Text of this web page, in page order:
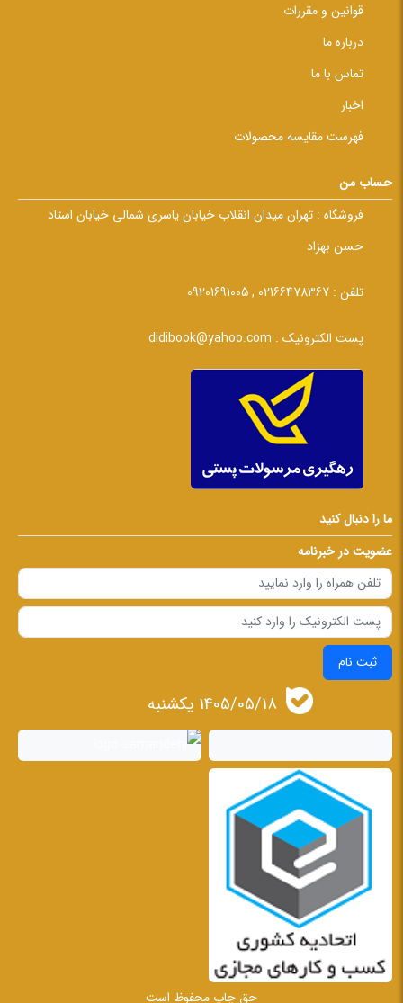
قوانین و مقررات
درباره ما
تماس با ما
اخبار
فهرست مقایسه محصولات
حساب من
فروشگاه : تهران میدان انقلاب خیابان یاسری شمالی خیابان استاد
حسن بهزاد
تلفن : 02166478367 , 09201691005
پست الکترونیک : didibook@yahoo.com
ما را دنبال کنید
عضویت در خبرنامه
ثبت نام
1405/05/18 يكشنبه
حق چاپ محفوظ است